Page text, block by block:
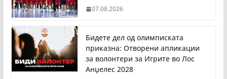
07.08.2026
Бидете дел од олимписката
приказна: Отворени апликации
за волонтери за Игрите во Лос
Анџелес 2028